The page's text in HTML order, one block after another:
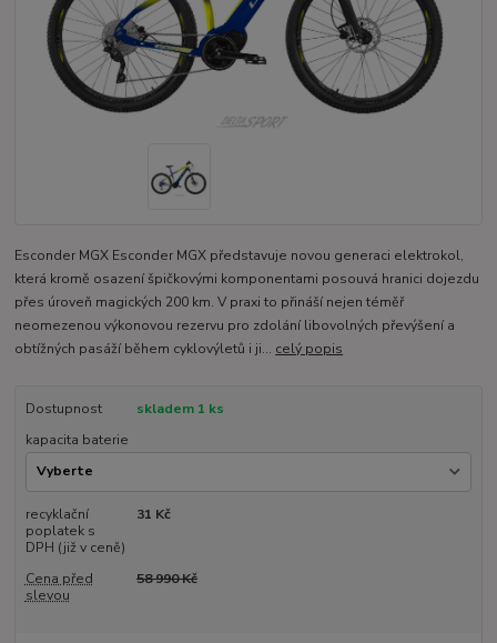
Esconder MGX Esconder MGX představuje novou generaci elektrokol,
která kromě osazení špičkovými komponentami posouvá hranici dojezdu
přes úroveň magických 200 km. V praxi to přináší nejen téměř
neomezenou výkonovou rezervu pro zdolání libovolných převýšení a
obtížných pasáží během cyklovýletů i ji... celý popis
Dostupnost
skladem 1 ks
kapacita baterie
recyklační
poplatek s
DPH (již v ceně)
31 Kč
Cena před
slevou
58 990 Kč